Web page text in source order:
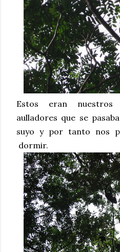
Estos eran nuestros
aulladores que se
suyo y por tanto nos
dormir.